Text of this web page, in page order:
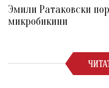
Эмили Ратаковски
микробикини